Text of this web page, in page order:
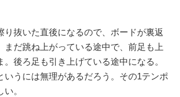
り抜いた直後になるので、ボードが裏返
まだ跳ね上がっている途中で、前足も上
後ろ足も引き上げている途中になる。
いうには無理があるだろう。その1テンポ
。